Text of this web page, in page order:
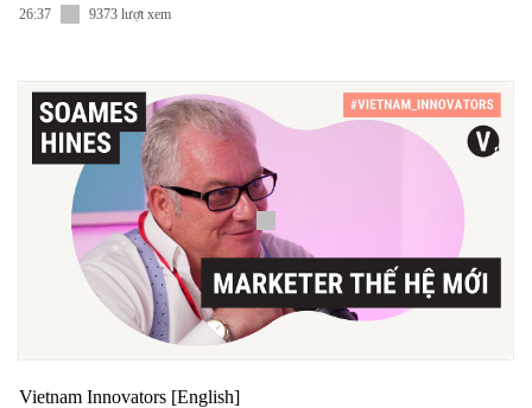
26:37 9373 lượt xem
Vietnam Innovators [English]